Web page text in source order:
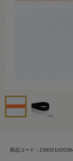
商品コード：